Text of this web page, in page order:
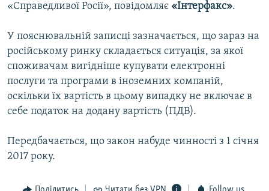
«Справедливої Росії», повідомляє «Інтерфакс».
У пояснювальній записці зазначається, що зараз на
російському ринку складається ситуація, за якої
споживачам вигідніше купувати електронні
послуги та програми в іноземних компаній,
оскільки їх вартість в цьому випадку не включає в
себе податок на додану вартість (ПДВ).
Передбачається, що закон набуде чинності з 1 січня
2017 року.